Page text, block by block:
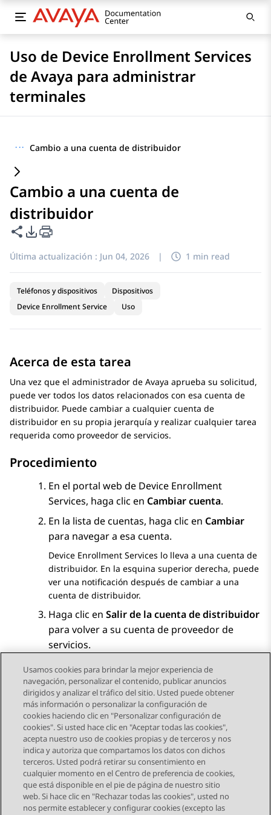
Uso de Device Enrollment Services
de Avaya para administrar
terminales
··· Cambio a una cuenta de distribuidor
Cambio a una cuenta de
distribuidor
Compartir esta página
Opciones de exportación de PDF
Última actualización : Jun 04, 2026 | 1 min read
Teléfonos y dispositivos
Dispositivos
Device Enrollment Service
Uso
Acerca de esta tarea
Una vez que el administrador de Avaya aprueba su solicitud,
puede ver todos los datos relacionados con esa cuenta de
distribuidor. Puede cambiar a cualquier cuenta de
distribuidor en su propia jerarquía y realizar cualquier tarea
requerida como proveedor de servicios.
Procedimiento
En el portal web de Device Enrollment
Services, haga clic en Cambiar cuenta.
En la lista de cuentas, haga clic en Cambiar
para navegar a esa cuenta.
Device Enrollment Services lo lleva a una cuenta de
distribuidor. En la esquina superior derecha, puede
ver una notificación después de cambiar a una
cuenta de distribuidor.
Haga clic en Salir de la cuenta de distribuidor
para volver a su cuenta de proveedor de
servicios.
Send Feedback
Navegación de tema
Tema anterior Tema siguiente
STAY CONNECTED
Usamos cookies para brindar la mejor experiencia de
navegación, personalizar el contenido, publicar anuncios
dirigidos y analizar el tráfico del sitio. Usted puede obtener
más información o personalizar la configuración de
cookies haciendo clic en "Personalizar configuración de
cookies". Si usted hace clic en "Aceptar todas las cookies",
acepta nuestro uso de cookies propias y de terceros y nos
indica y autoriza que compartamos los datos con dichos
terceros. Usted podrá retirar su consentimiento en
cualquier momento en el Centro de preferencia de cookies,
que está disponible en el pie de página de nuestro sitio
web. Si hace clic en "Rechazar todas las cookies", usted no
nos permite establecer y configurar cookies (excepto las